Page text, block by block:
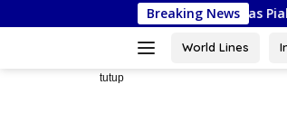
ke
Breaking News
Siap Ikuti Kejurnas Piala Bela Negara di
World Lines
tutup